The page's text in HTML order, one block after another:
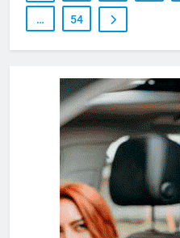
… 54